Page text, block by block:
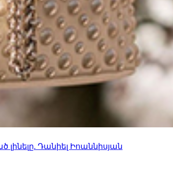
Դանիել Իոաննիսյան